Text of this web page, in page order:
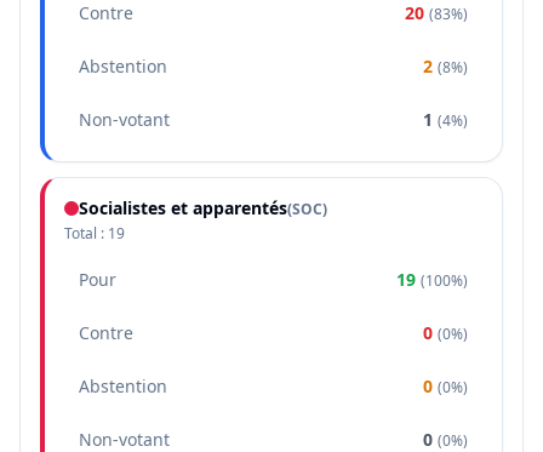
Contre 20 (83%)
Abstention 2 (8%)
Non-votant 1 (4%)
Socialistes et apparentés(SOC)
Total : 19
Pour 19 (100%)
Contre 0 (0%)
Abstention 0 (0%)
Non-votant 0 (0%)